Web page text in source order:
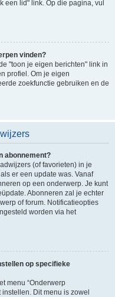
een lid" link. Op die pagina, vul
vinden?
"toon je eigen berichten" link in
profiel. Om je eigen
zoekfunctie gebruiken en de
abonnement?
(of favorieten) in je
er een update was. Vanaf
op een onderwerp. Je kunt
Abonneren zal je echter
of forum. Notificatieopties
worden via het
op specifieke
menu “Onderwerp
Dit menu is zowel